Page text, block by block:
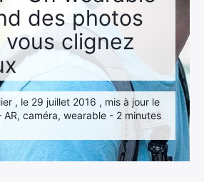
des photos
vous clignez
, le 29 juillet 2016 , mis à jour le
caméra, wearable - 2 minutes